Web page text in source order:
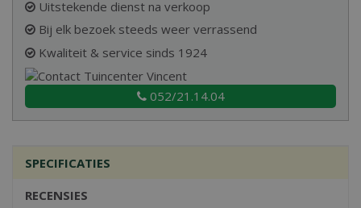
Uitstekende dienst na verkoop
Bij elk bezoek steeds weer verrassend
Kwaliteit & service sinds 1924
052/21.14.04
SPECIFICATIES
RECENSIES